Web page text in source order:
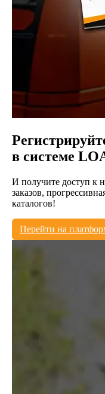
в системе
И получите доступ к
заказов,
каталогов!
Перейти на